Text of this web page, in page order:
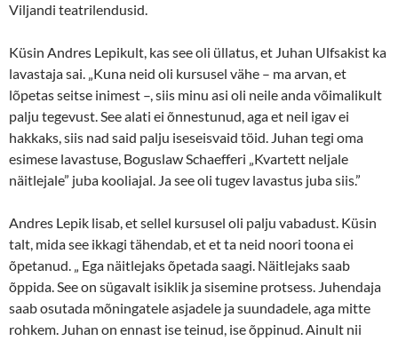
Viljandi teatrilendusid.
Küsin Andres Lepikult, kas see oli üllatus, et Juhan Ulfsakist ka
lavastaja sai. „Kuna neid oli kursusel vähe – ma arvan, et
lõpetas seitse inimest –, siis minu asi oli neile anda võimalikult
palju tegevust. See alati ei õnnestunud, aga et neil igav ei
hakkaks, siis nad said palju iseseisvaid töid. Juhan tegi oma
esimese lavastuse, Boguslaw Schaefferi „Kvartett neljale
näitlejale” juba kooliajal. Ja see oli tugev lavastus juba siis.”
Andres Lepik lisab, et sellel kursusel oli palju vabadust. Küsin
talt, mida see ikkagi tähendab, et et ta neid noori toona ei
õpetanud. „ Ega näitlejaks õpetada saagi. Näitlejaks saab
õppida. See on sügavalt isiklik ja sisemine protsess. Juhendaja
saab osutada mõningatele asjadele ja suundadele, aga mitte
rohkem. Juhan on ennast ise teinud, ise õppinud. Ainult nii